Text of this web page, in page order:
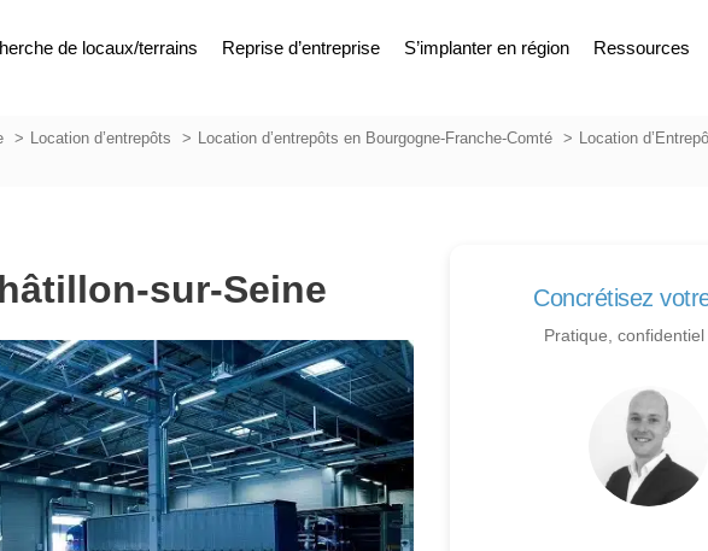
de locaux/terrains Reprise d’entreprise S’implanter en région Ressources
Location d’entrepôts Location d’entrepôts en Bourgogne-Franche-Comté
Location
sur-Seine Concrétisez
Pratique,